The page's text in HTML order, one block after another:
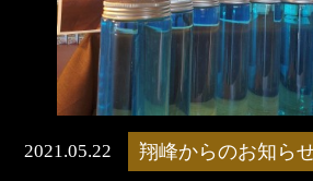
2021.05.22 翔峰からのお知ら